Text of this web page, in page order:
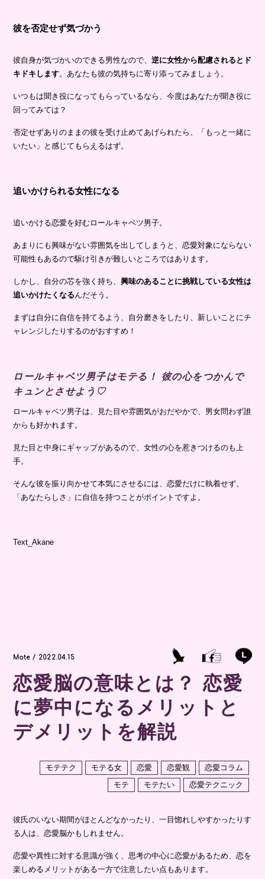
彼を否定せず気づかう
彼自身が気づかいのできる男性なので、逆に女性から配慮されるとド
キドキします。あなたも彼の気持ちに寄り添ってみましょう。
いつもは聞き役になってもらっているなら、今度はあなたが聞き役に
回ってみては？
否定せずありのままの彼を受け止めてあげられたら、「もっと一緒に
いたい」と感じてもらえるはず。
追いかけられる女性になる
追いかける恋愛を好むロールキャベツ男子。
あまりにも興味がない雰囲気を出してしまうと、恋愛対象にならない
可能性もあるので駆け引きが難しいところではあります。
しかし、自分の芯を強く持ち、興味のあることに挑戦している女性は
追いかけたくなるんだそう。
まずは自分に自信を持てるよう、自分磨きをしたり、新しいことにチ
ャレンジしたりするのがおすすめ！
ロールキャベツ男子はモテる！ 彼の心をつかんで
キュンとさせよう♡
ロールキャベツ男子は、見た目や雰囲気がおだやかで、男女問わず誰
からも好かれます。
見た目と中身にギャップがあるので、女性の心を惹きつけるのも上
手。
そんな彼を振り向かせて本気にさせるには、恋愛だけに執着せず、
「あなたらしさ」に自信を持つことがポイントですよ。
Text_Akane
Mote / 2022.04.15
恋愛脳の意味とは？ 恋愛
に夢中になるメリットと
デメリットを解説
モテテク モテる女 恋愛 恋愛観
恋愛コラム
モテ
モテたい 恋愛テクニック
彼氏のいない期間がほとんどなかったり、一目惚れしやすかったりす
る人は、恋愛脳かもしれません。
恋愛や異性に対する意識が強く、思考の中心に恋愛があるため、恋を
楽しめるメリットがある一方で注意したい点もあります。